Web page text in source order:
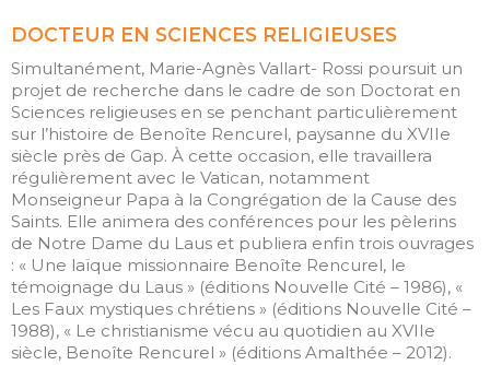
DOCTEUR EN SCIENCES RELIGIEUSES
Simultanément, Marie-Agnès Vallart- Rossi poursuit un
projet de recherche dans le cadre de son Doctorat en
Sciences religieuses en se penchant particulièrement
sur l’histoire de Benoîte Rencurel, paysanne du XVIIe
siècle près de Gap. À cette occasion, elle travaillera
régulièrement avec le Vatican, notamment
Monseigneur Papa à la Congrégation de la Cause des
Saints. Elle animera des conférences pour les pèlerins
de Notre Dame du Laus et publiera enfin trois ouvrages
: « Une laïque missionnaire Benoîte Rencurel, le
témoignage du Laus » (éditions Nouvelle Cité – 1986), «
Les Faux mystiques chrétiens » (éditions Nouvelle Cité –
1988), « Le christianisme vécu au quotidien au XVIIe
siècle, Benoîte Rencurel » (éditions Amalthée – 2012).